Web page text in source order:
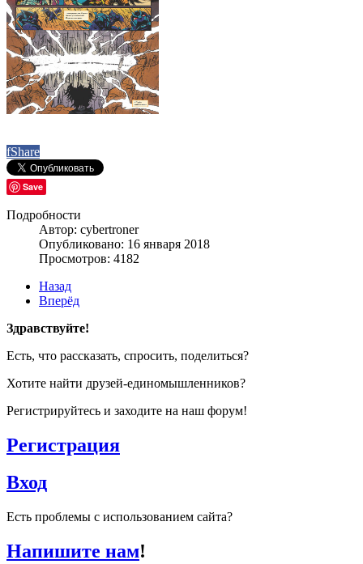
fShare
Save
Подробности
Автор: cybertroner
Опубликовано: 16 января 2018
Просмотров: 4182
Назад
Вперёд
Здравствуйте!
Есть, что рассказать, спросить, поделиться?
Хотите найти друзей-единомышленников?
Регистрируйтесь и заходите на наш форум!
Регистрация
Вход
Есть проблемы с использованием сайта?
Напишите нам!